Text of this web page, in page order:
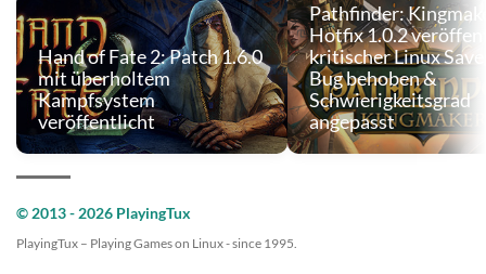
Hand of Fate 2: Patch 1.6.0
mit überholtem
Kampfsystem
veröffentlicht
Pathfinder:
Hotfix 1.0.2
kritischer Linux
Bug behoben &
Schwierigkeitsgrad
angepasst
© 2013 - 2026 PlayingTux
PlayingTux – Playing Games on Linux - since 1995.